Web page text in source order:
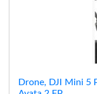
Drone, DJI Mini 5